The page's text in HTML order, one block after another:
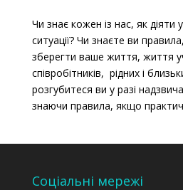
Чи знає кожен із нас, як діяти
ситуації? Чи знаєте ви
зберегти ваше життя, життя
співробітників, рідних і
розгубитеся ви у разі
знаючи правила, якщо
Соціальні мережі